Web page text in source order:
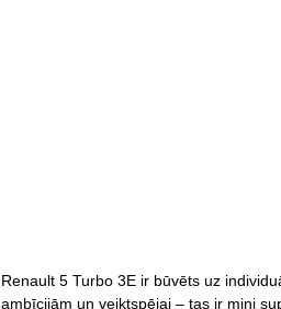
Renault 5 Turbo 3E ir būvēts uz
ambīcijām un veiktspējai – tas ir mini